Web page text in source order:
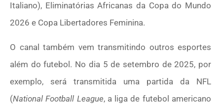
Italiano), Eliminatórias Africanas da Copa do Mundo
2026 e Copa Libertadores Feminina.
O canal também vem transmitindo outros esportes
além do futebol. No dia 5 de setembro de 2025, por
exemplo, será transmitida uma partida da NFL
(National Football League, a liga de futebol americano